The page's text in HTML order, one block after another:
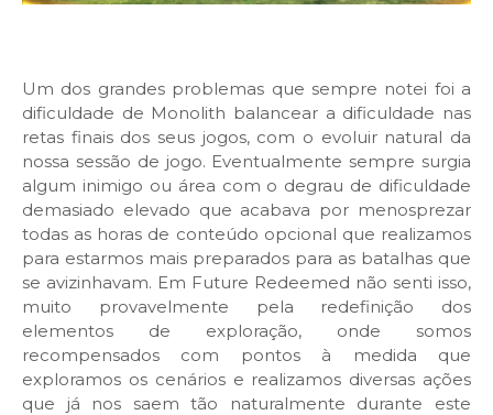
Um dos grandes problemas que sempre notei foi a
dificuldade de Monolith balancear a dificuldade nas
retas finais dos seus jogos, com o evoluir natural da
nossa sessão de jogo. Eventualmente sempre surgia
algum inimigo ou área com o degrau de dificuldade
demasiado elevado que acabava por menosprezar
todas as horas de conteúdo opcional que realizamos
para estarmos mais preparados para as batalhas que
se avizinhavam. Em Future Redeemed não senti isso,
muito provavelmente pela redefinição dos
elementos de exploração, onde somos
recompensados com pontos à medida que
exploramos os cenários e realizamos diversas ações
que já nos saem tão naturalmente durante este